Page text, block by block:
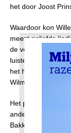
het door Joost
Waardoor kon
meest geliefde
de vorm en de
luisteraars van alle
het hart te raken?
Wilmink antwoord
Het programma
andere De
Bakker en Jan